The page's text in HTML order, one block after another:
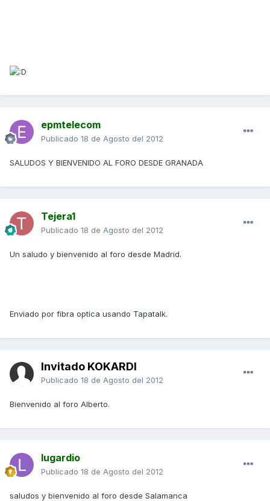
epmtelecom
Publicado 18 de Agosto del 2012
SALUDOS Y BIENVENIDO AL FORO DESDE GRANADA
Tejera1
Publicado 18 de Agosto del 2012
Un saludo y bienvenido al foro desde Madrid.
Enviado por fibra optica usando Tapatalk.
Invitado KOKARDI
Publicado 18 de Agosto del 2012
Bienvenido al foro Alberto.
lugardio
Publicado 18 de Agosto del 2012
saludos y bienvenido al foro desde Salamanca